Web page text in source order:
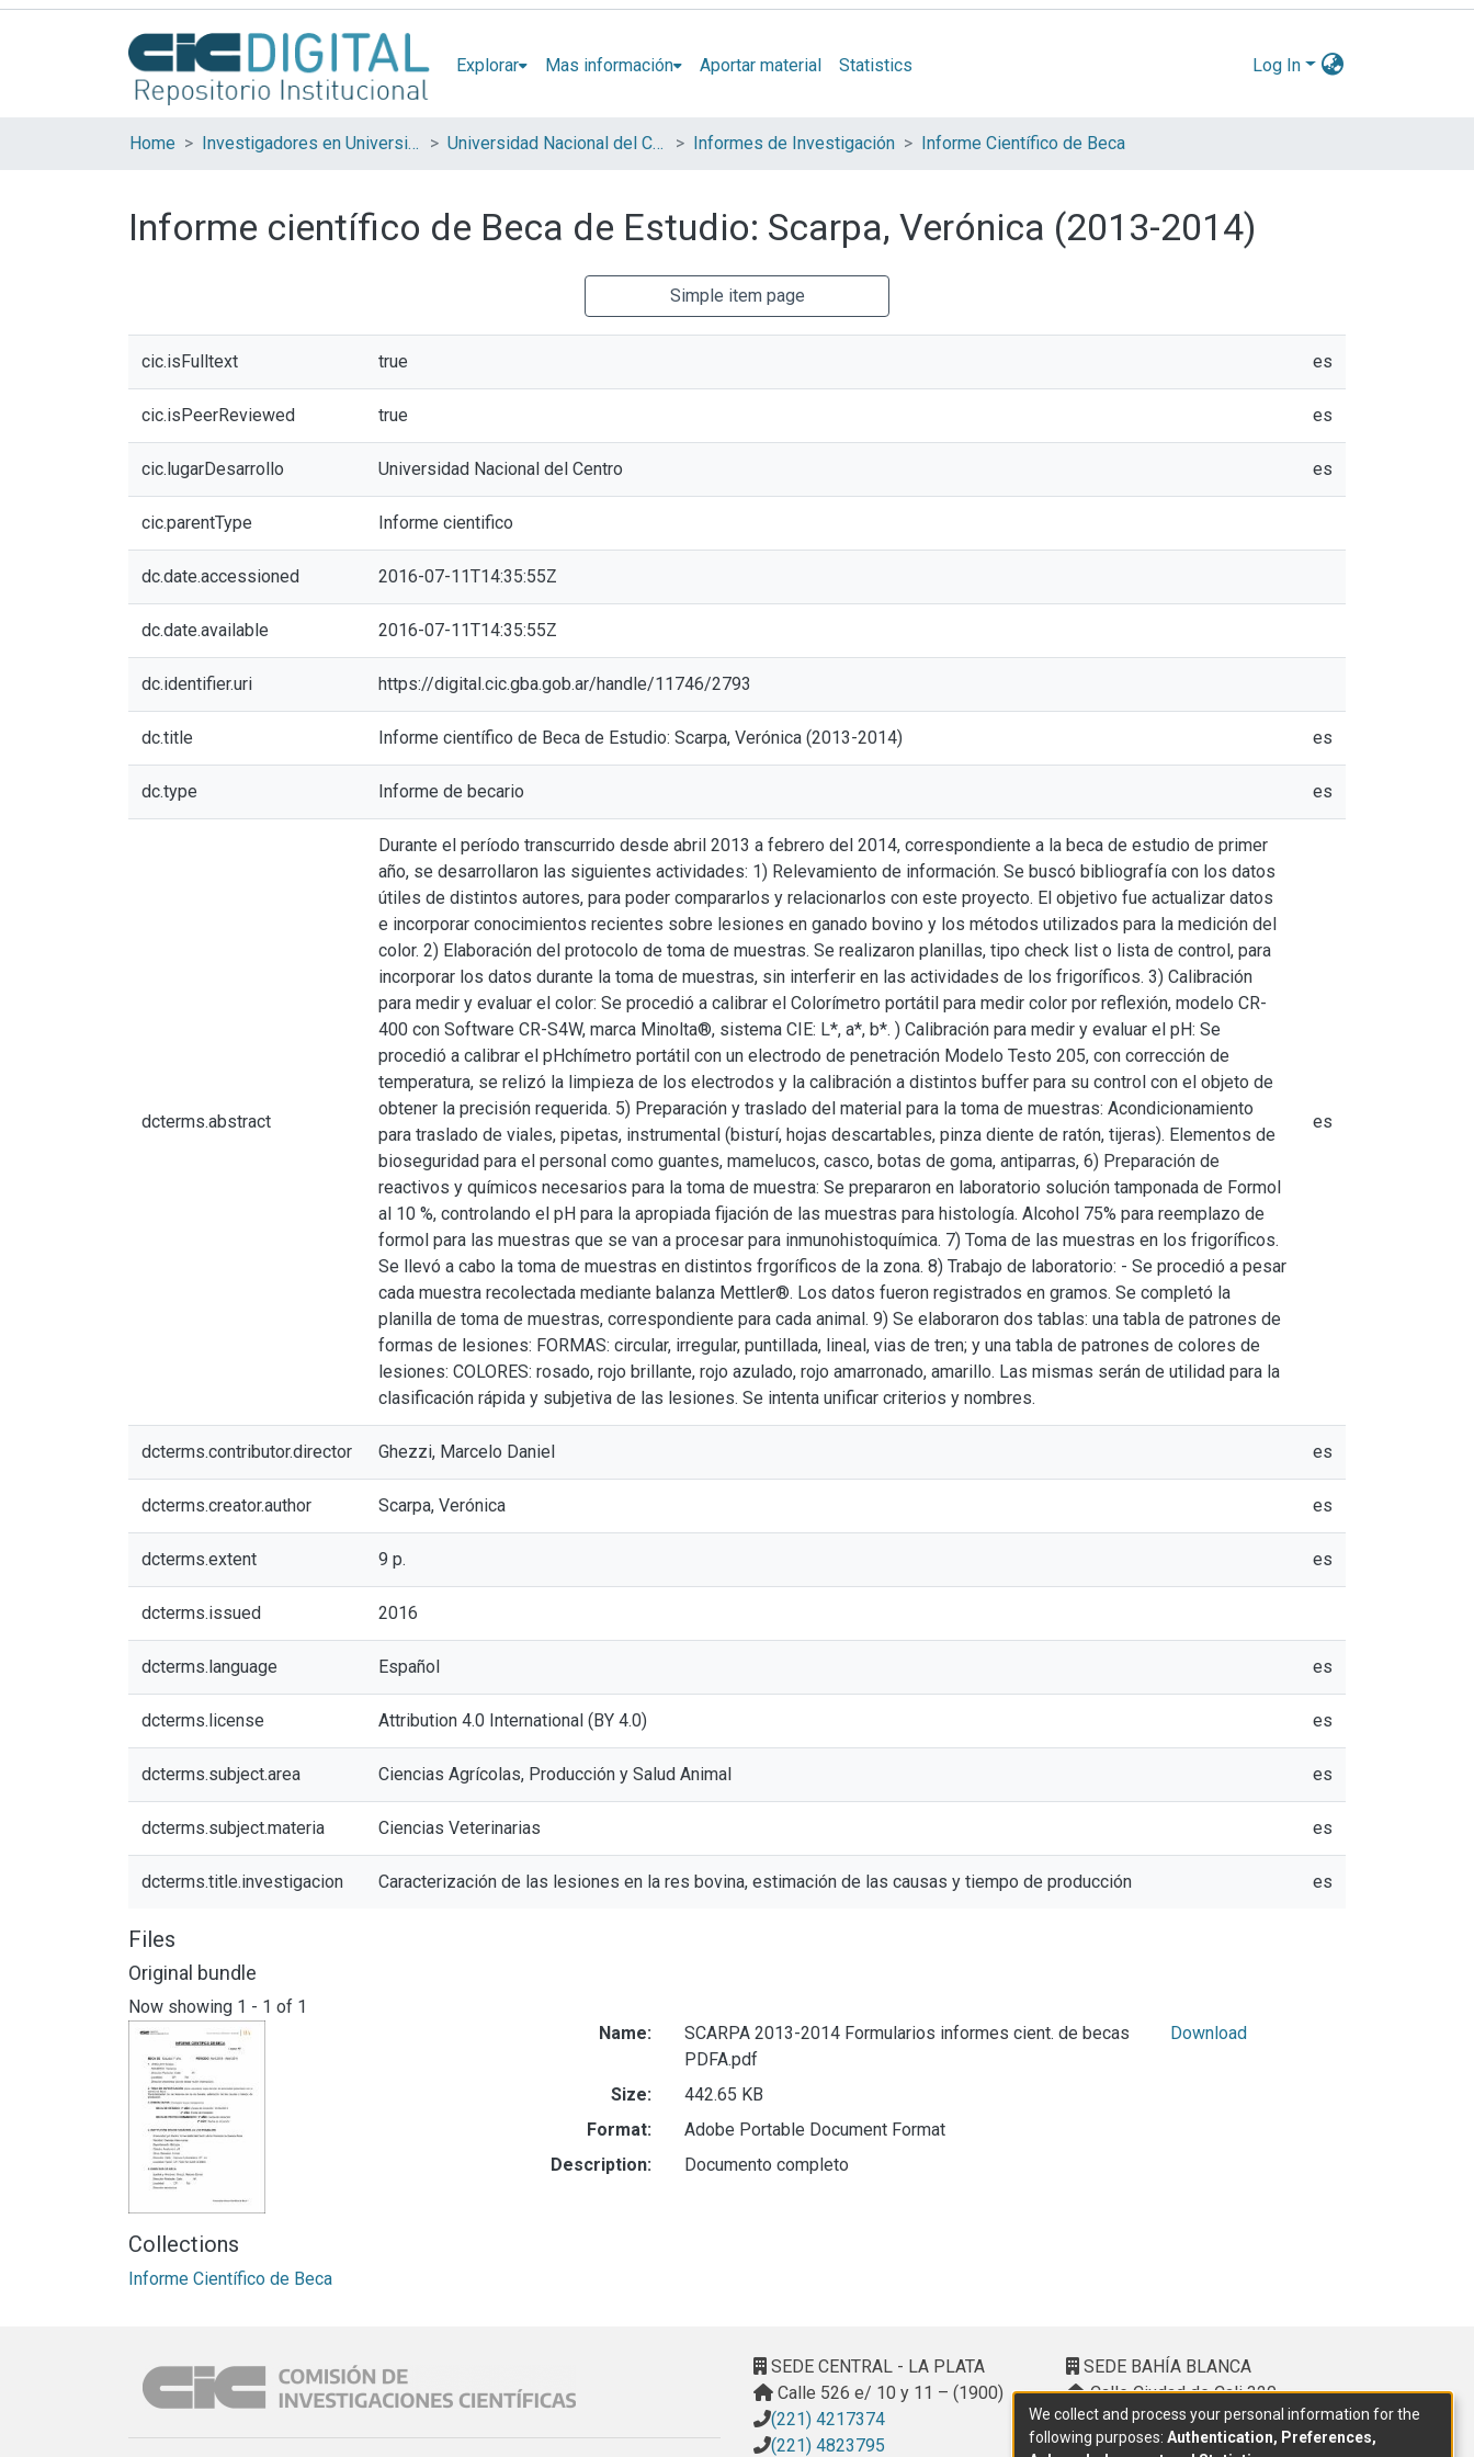
Explorar Mas información Aportar material Statistics Log In
Home Investigadores en Universidades Nacionales de la provincia de Buenos Aires Universidad Nacional del Centro de la Provincia de Buenos Aires (UNICEN) Informes de Investigación Informe Científico de Beca
Informe científico de Beca de Estudio: Scarpa, Verónica (2013-2014)
Simple item page
cic.isFulltext true es
cic.isPeerReviewed true es
cic.lugarDesarrollo Universidad Nacional del Centro es
cic.parentType Informe cientifico
dc.date.accessioned 2016-07-11T14:35:55Z
dc.date.available 2016-07-11T14:35:55Z
dc.identifier.uri https://digital.cic.gba.gob.ar/handle/11746/2793
dc.title Informe científico de Beca de Estudio: Scarpa, Verónica (2013-2014) es
dc.type Informe de becario es
dcterms.abstract
Durante el período transcurrido desde abril 2013 a febrero del 2014, correspondiente a la beca de estudio de primer
año, se desarrollaron las siguientes actividades: 1) Relevamiento de información. Se buscó bibliografía con los datos
útiles de distintos autores, para poder compararlos y relacionarlos con este proyecto. El objetivo fue actualizar datos
e incorporar conocimientos recientes sobre lesiones en ganado bovino y los métodos utilizados para la medición del
color. 2) Elaboración del protocolo de toma de muestras. Se realizaron planillas, tipo check list o lista de control, para
incorporar los datos durante la toma de muestras, sin interferir en las actividades de los frigoríficos. 3) Calibración
para medir y evaluar el color: Se procedió a calibrar el Colorímetro portátil para medir color por reflexión, modelo CR-
400 con Software CR-S4W, marca Minolta®, sistema CIE: L*, a*, b*. ) Calibración para medir y evaluar el pH: Se
procedió a calibrar el pHchímetro portátil con un electrodo de penetración Modelo Testo 205, con corrección de
temperatura, se relizó la limpieza de los electrodos y la calibración a distintos buffer para su control con el objeto de
obtener la precisión requerida. 5) Preparación y traslado del material para la toma de muestras: Acondicionamiento
para traslado de viales, pipetas, instrumental (bisturí, hojas descartables, pinza diente de ratón, tijeras). Elementos de
bioseguridad para el personal como guantes, mamelucos, casco, botas de goma, antiparras, 6) Preparación de
reactivos y químicos necesarios para la toma de muestra: Se prepararon en laboratorio solución tamponada de Formol
al 10 %, controlando el pH para la apropiada fijación de las muestras para histología. Alcohol 75% para reemplazo de
formol para las muestras que se van a procesar para inmunohistoquímica. 7) Toma de las muestras en los frigoríficos.
Se llevó a cabo la toma de muestras en distintos frgoríficos de la zona. 8) Trabajo de laboratorio: - Se procedió a pesar
cada muestra recolectada mediante balanza Mettler®. Los datos fueron registrados en gramos. Se completó la
planilla de toma de muestras, correspondiente para cada animal. 9) Se elaboraron dos tablas: una tabla de patrones de
formas de lesiones: FORMAS: circular, irregular, puntillada, lineal, vias de tren; y una tabla de patrones de colores de
lesiones: COLORES: rosado, rojo brillante, rojo azulado, rojo amarronado, amarillo. Las mismas serán de utilidad para la
clasificación rápida y subjetiva de las lesiones. Se intenta unificar criterios y nombres.
es
dcterms.contributor.director Ghezzi, Marcelo Daniel es
dcterms.creator.author Scarpa, Verónica es
dcterms.extent 9 p. es
dcterms.issued 2016
dcterms.language Español es
dcterms.license Attribution 4.0 International (BY 4.0) es
dcterms.subject.area Ciencias Agrícolas, Producción y Salud Animal es
dcterms.subject.materia Ciencias Veterinarias es
dcterms.title.investigacion Caracterización de las lesiones en la res bovina, estimación de las causas y tiempo de producción es
Files
Original bundle
Now showing 1 - 1 of 1
Name:
SCARPA 2013-2014 Formularios informes cient. de becas
PDFA.pdf
Size:
442.65 KB
Format:
Adobe Portable Document Format
Description:
Documento completo
Download
Collections
Informe Científico de Beca
SEDE CENTRAL - LA PLATA
Calle 526 e/ 10 y 11 – (1900)
(221) 4217374
(221) 4823795
SEDE BAHÍA BLANCA
Calle Ciudad de Cali 320 –
(8000). Universidad Provincial del
Sudoeste (UPSO)
We collect and process your personal information for the
following purposes: Authentication, Preferences,